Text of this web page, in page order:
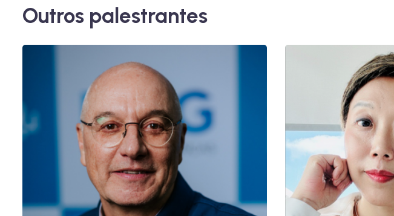
Outros palestrantes